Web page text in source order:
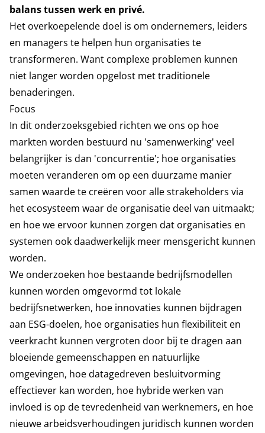
balans tussen werk en privé.
Het overkoepelende doel is om ondernemers, leiders
en managers te helpen hun organisaties te
transformeren. Want complexe problemen kunnen
niet langer worden opgelost met traditionele
benaderingen.
Focus
In dit onderzoeksgebied richten we ons op hoe
markten worden bestuurd nu 'samenwerking' veel
belangrijker is dan 'concurrentie'; hoe organisaties
moeten veranderen om op een duurzame manier
samen waarde te creëren voor alle strakeholders via
het ecosysteem waar de organisatie deel van uitmaakt;
en hoe we ervoor kunnen zorgen dat organisaties en
systemen ook daadwerkelijk meer mensgericht kunnen
worden.
We onderzoeken hoe bestaande bedrijfsmodellen
kunnen worden omgevormd tot lokale
bedrijfsnetwerken, hoe innovaties kunnen bijdragen
aan ESG-doelen, hoe organisaties hun flexibiliteit en
veerkracht kunnen vergroten door bij te dragen aan
bloeiende gemeenschappen en natuurlijke
omgevingen, hoe datagedreven besluitvorming
effectiever kan worden, hoe hybride werken van
invloed is op de tevredenheid van werknemers, en hoe
nieuwe arbeidsverhoudingen juridisch kunnen worden